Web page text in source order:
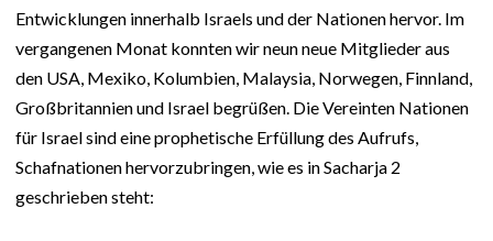
Entwicklungen innerhalb Israels und der Nationen hervor. Im
vergangenen Monat konnten wir neun neue Mitglieder aus
den USA, Mexiko, Kolumbien, Malaysia, Norwegen, Finnland,
Großbritannien und Israel begrüßen. Die Vereinten Nationen
für Israel sind eine prophetische Erfüllung des Aufrufs,
Schafnationen hervorzubringen, wie es in Sacharja 2
geschrieben steht: